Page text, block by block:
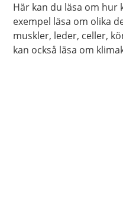
Här kan du läsa om hur
exempel läsa om olika
muskler, leder, celler,
kan också läsa om